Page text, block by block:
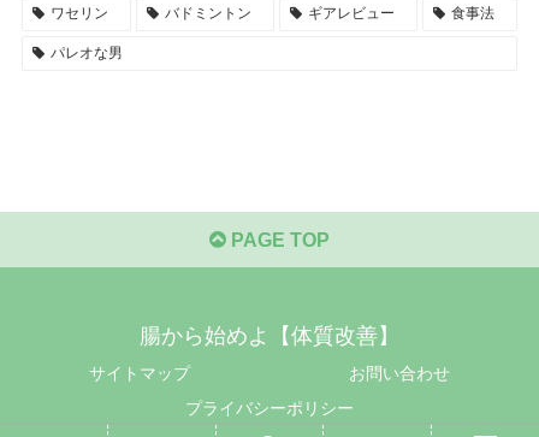
ワセリン バドミントン ギアレビュー 食事法
パレオな男
PAGE TOP
腸から始めよ【体質改善】
サイトマップ
お問い合わせ
プライバシーポリシー